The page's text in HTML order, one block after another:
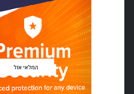
המלאי אזל